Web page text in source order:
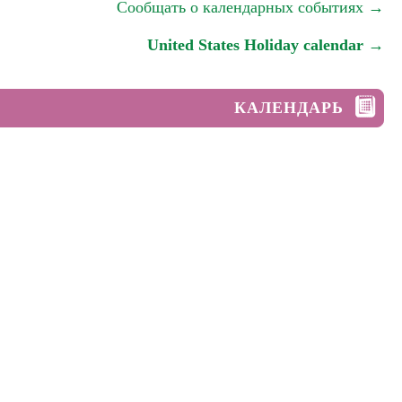
Сообщать о календарных событиях →
United States Holiday calendar →
КАЛЕНДАРЬ